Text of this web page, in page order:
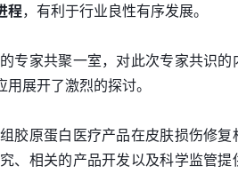
程，有利于行业良性有序发展。
专家共聚一室，对此次专家共识的
展开了激烈的探讨。
胶原蛋白医疗产品在皮肤损伤修复
、相关的产品开发以及科学监管提